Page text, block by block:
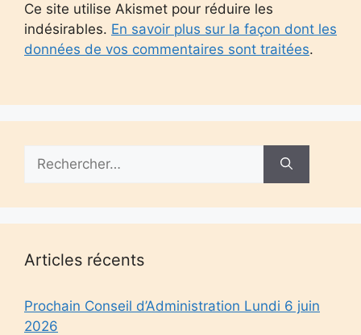
Ce site utilise Akismet pour réduire les
indésirables. En savoir plus sur la façon dont les
données de vos commentaires sont traitées.
Articles récents
Prochain Conseil d’Administration Lundi 6 juin
2026